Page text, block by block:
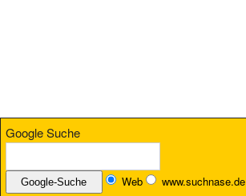
Google Suche
Web www.suchnase.de